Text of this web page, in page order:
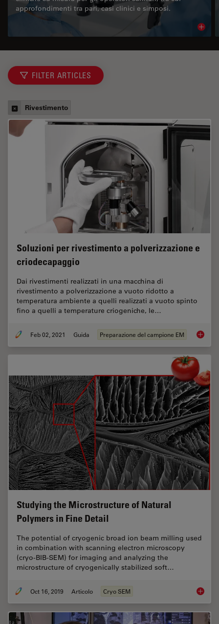
approfondimenti tra pari, casi clinici e simposi.
FILTER ARTICLES
Rivestimento
Soluzioni per rivestimento a polverizzazione e
criodecapaggio
Dai rivestimenti realizzati in una macchina di
rivestimento a polverizzazione a vuoto ridotto a
temperatura ambiente a quelli realizzati a vuoto spinto
fino a quelli a temperature criogeniche, le…
Feb 02, 2021 Guida Preparazione del campione EM
Studying the Microstructure of Natural
Polymers in Fine Detail
The potential of cryogenic broad ion beam milling used
in combination with scanning electron microscopy
(cryo-BIB-SEM) for imaging and analyzing the
microstructure of cryogenically stabilized soft…
Oct 16, 2019 Articolo Cryo SEM